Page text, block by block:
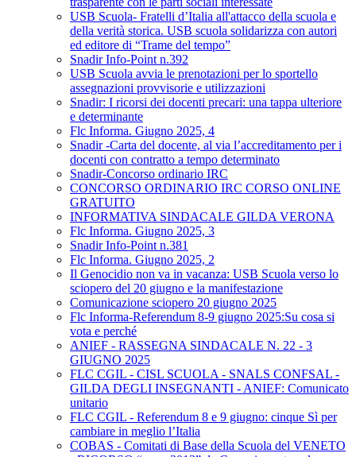
USB Scuola- Fratelli d’Italia all'attacco della scuola e
della verità storica. USB scuola solidarizza con autori
ed editore di “Trame del tempo”
Snadir Info-Point n.392
USB Scuola avvia le prenotazioni per lo sportello
assegnazioni provvisorie e utilizzazioni
Snadir: I ricorsi dei docenti precari: una tappa ulteriore
e determinante
Flc Informa. Giugno 2025, 4
Snadir -Carta del docente, al via l’accreditamento per i
docenti con contratto a tempo determinato
Snadir-Concorso ordinario IRC
CONCORSO ORDINARIO IRC CORSO ONLINE
GRATUITO
INFORMATIVA SINDACALE GILDA VERONA
Flc Informa. Giugno 2025, 3
Snadir Info-Point n.381
Flc Informa. Giugno 2025, 2
Il Genocidio non va in vacanza: USB Scuola verso lo
sciopero del 20 giugno e la manifestazione
Comunicazione sciopero 20 giugno 2025
Flc Informa-Referendum 8-9 giugno 2025:Su cosa si
vota e perché
ANIEF - RASSEGNA SINDACALE N. 22 - 3
GIUGNO 2025
FLC CGIL - CISL SCUOLA - SNALS CONFSAL -
GILDA DEGLI INSEGNANTI - ANIEF: Comunicato
unitario
FLC CGIL - Referendum 8 e 9 giugno: cinque Sì per
cambiare in meglio l’Italia
COBAS - Comitati di Base della Scuola del VENETO